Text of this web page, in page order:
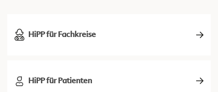
HiPP für Fachkreise
HiPP für Patienten